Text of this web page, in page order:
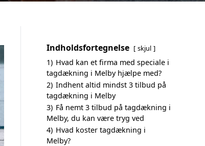
Indholdsfortegnelse skjul
1) Hvad kan et firma med speciale i
tagdækning i Melby hjælpe med?
2) Indhent altid mindst 3 tilbud på
tagdækning i Melby
3) Få nemt 3 tilbud på tagdækning i
Melby, du kan være tryg ved
4) Hvad koster tagdækning i
Melby?